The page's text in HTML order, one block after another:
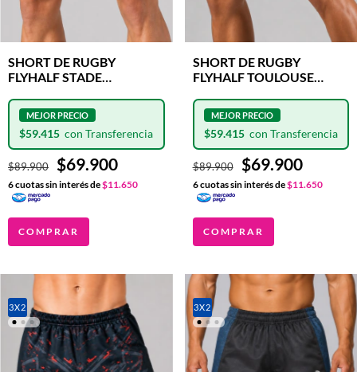
SHORT DE RUGBY
FLYHALF STADE
$89.900 $69.900
$59.415
6cuotas sin interés de$11.650
COMPRAR
SHORT DE RUGBY
FLYHALF TOULOUSE
$89.900 $69.900
$59.415
6cuotas sin interés de$11.650
COMPRAR
3X2 3X2